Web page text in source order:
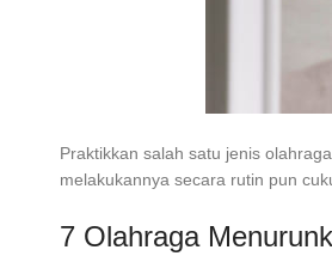
Praktikkan salah satu jenis
melakukannya secara rutin pun
7 Olahraga